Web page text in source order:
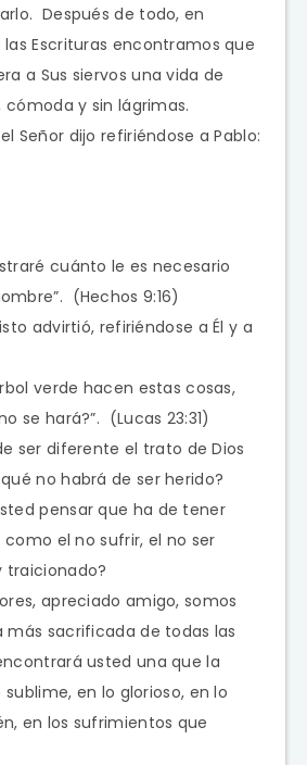
Después de todo, en
Escrituras encontramos que
a Sus siervos una vida de
y sin lágrimas.
Señor dijo refiriéndose a Pablo:
cuánto le es necesario
(Hechos 9:16)
advirtió, refiriéndose a Él y a
verde hacen estas cosas,
se hará?”. (Lucas 23:31)
ser diferente el trato de Dios
no habrá de ser herido?
pensar que ha de tener
el no sufrir, el no ser
traicionado?
apreciado amigo, somos
más sacrificada de todas las
usted una que la
en lo glorioso, en lo
en los sufrimientos que